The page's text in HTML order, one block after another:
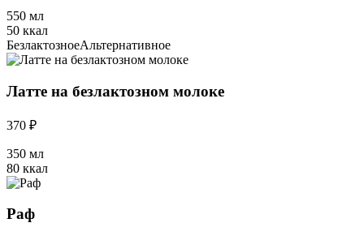
550 мл
50 ккал
БезлактозноеАльтернативное
Латте на безлактозном молоке
370 ₽
350 мл
80 ккал
Раф